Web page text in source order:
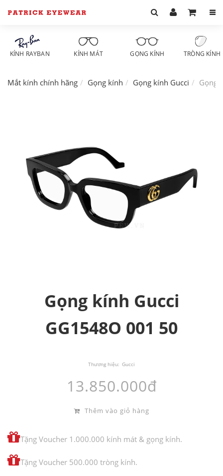
KÍNH RAYBAN KÍNH MÁT GỌNG KÍNH TRÒNG KÍNH
Mắt kính chính hãng Gọng kính Gọng kính Gucci Gọng
Gọng kính Gucci
GG1548O 001 50
Thương hiệu: Gucci
13.850.000đ
Thêm vào giỏ hàng
Tặng Voucher 1.000.000 kính mát & gọng kính.
Tặng Voucher 500.000 tròng kính.